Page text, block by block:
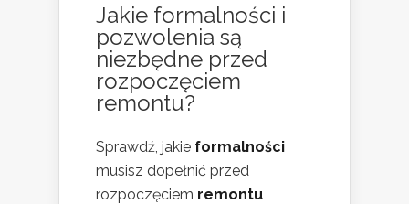
Jakie formalności i
pozwolenia są
niezbędne przed
rozpoczęciem
remontu?
Sprawdź, jakie formalności
musisz dopełnić przed
rozpoczęciem remontu